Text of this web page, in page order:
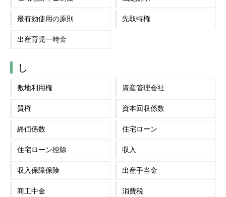
最有効使用の原則 先取特権
出産育児一時金
し
敷地利用権 資産管理会社
質権 資本回収係数
終価係数 住宅ローン
住宅ローン控除 収入
収入保障保険 出産手当金
商工中金 消費税